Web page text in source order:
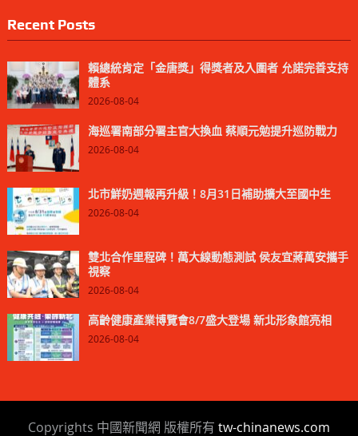
Recent Posts
賴總統肯定「金唐獎」得獎者及入圍者 允諾完善支持
體系
2026-08-04
海巡署南部分署主官大換血 蔡順元勉提升巡防戰力
2026-08-04
北市鮮奶週報再升級！8月31日補助擴大至國中生
2026-08-04
雙北合作里程碑！萬大線動態測試 侯友宜蔣萬安攜手
視察
2026-08-04
高齡健康產業博覽會8/7盛大登場 新北形象館亮相
2026-08-04
Copyrights 中國新聞網 版權所有 tw-chinanews.com